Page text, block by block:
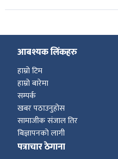
आबश्यक लिंकहरु
हाम्रो टिम
हाम्रो बारेमा
सम्पर्क
खबर पठाउनुहोस
सामाजीक संजाल तिर
बिज्ञापनको लागी
पत्राचार ठेगाना